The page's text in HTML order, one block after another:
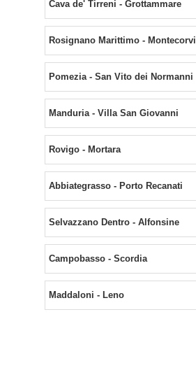
Cava de' Tirreni - Grottammare
Rosignano Marittimo -
Pomezia - San Vito dei Normanni
Manduria - Villa San Giovanni
Rovigo - Mortara
Abbiategrasso - Porto Recanati
Selvazzano Dentro - Alfonsine
Campobasso - Scordia
Maddaloni - Leno